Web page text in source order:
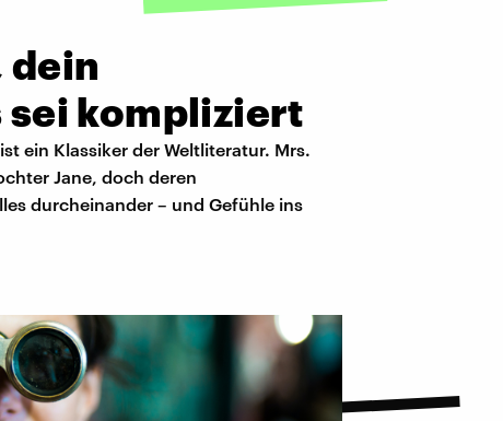
dein
sei kompliziert
ein Klassiker der Weltliteratur. Mrs.
Jane, doch deren
durcheinander – und Gefühle ins